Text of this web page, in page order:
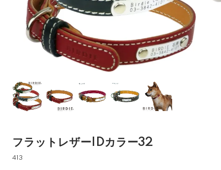
フラットレザーIDカラー32
413